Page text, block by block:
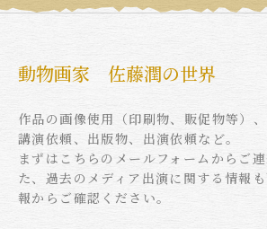
動物画家 佐藤潤の世界
作品の画像使用（印刷物、販促物等）、
講演依頼、出版物、出演依頼など。
まずはこちらのメールフォームからご
た、過去のメディア出演に関する情報
報からご確認ください。